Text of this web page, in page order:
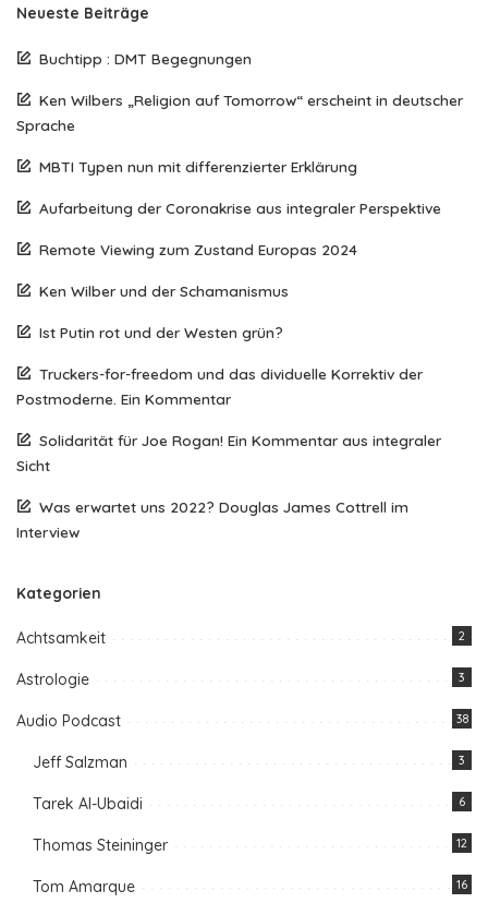
Neueste Beiträge
Buchtipp : DMT Begegnungen
Ken Wilbers „Religion auf Tomorrow“ erscheint in deutscher
Sprache
MBTI Typen nun mit differenzierter Erklärung
Aufarbeitung der Coronakrise aus integraler Perspektive
Remote Viewing zum Zustand Europas 2024
Ken Wilber und der Schamanismus
Ist Putin rot und der Westen grün?
Truckers-for-freedom und das dividuelle Korrektiv der
Postmoderne. Ein Kommentar
Solidarität für Joe Rogan! Ein Kommentar aus integraler
Sicht
Was erwartet uns 2022? Douglas James Cottrell im
Interview
Kategorien
Achtsamkeit 2
Astrologie 3
Audio Podcast 38
Jeff Salzman 3
Tarek Al-Ubaidi 6
Thomas Steininger 12
Tom Amarque 16